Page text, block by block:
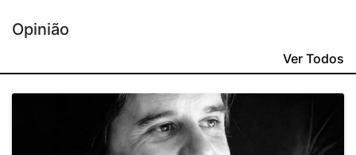
Opinião
Ver Todos